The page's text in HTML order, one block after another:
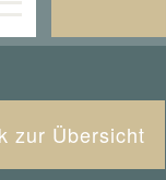
zur Übersicht